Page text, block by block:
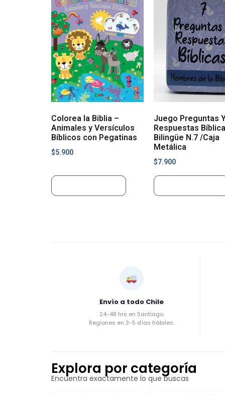
Colorea la Biblia –
Animales y Versículos
Bíblicos con Pegatinas
$5.900
Juego Preguntas
Respuestas
Bilingüe N.7 /Caja
Metálica
$7.900
Envío a todo Chile
24-48 hrs en Santiago.
Regiones en 3-5 días hábiles.
Explora por categoría
Encuentra exactamente lo que buscas